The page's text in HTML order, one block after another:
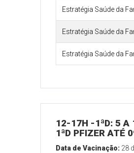
Estratégia Saúde da
Estratégia Saúde da
Estratégia Saúde da
12-17H -1ªD: 5 A
1ªD PFIZER ATÉ
Data de Vacinação: 28